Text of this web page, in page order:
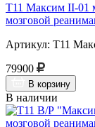
Т11 Максим II-01
мозговой
Артикул: Т11
79900
В корзину
В наличии